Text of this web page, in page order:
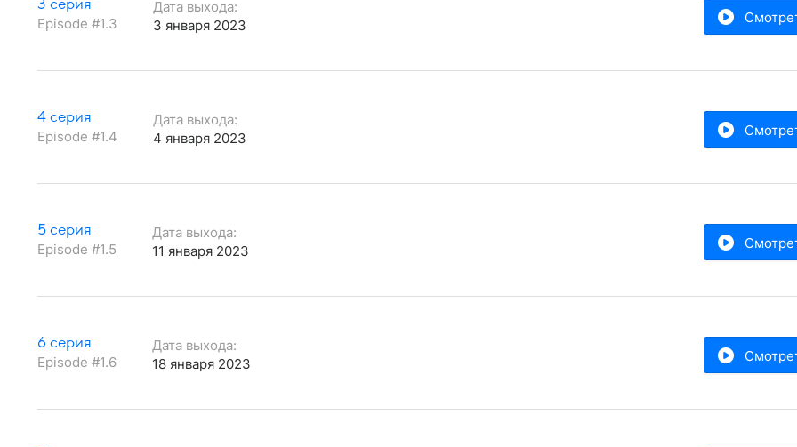
3 серия
Episode #1.3
Дата выхода:
3 января 2023
4 серия
Episode #1.4
Дата выхода:
4 января 2023
5 серия
Episode #1.5
Дата выхода:
11 января 2023
6 серия
Episode #1.6
Дата выхода:
18 января 2023